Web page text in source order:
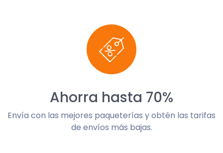
Ahorra hasta 70%
Envía con las mejores paqueterías y obtén las tarifas
de envíos más bajas.